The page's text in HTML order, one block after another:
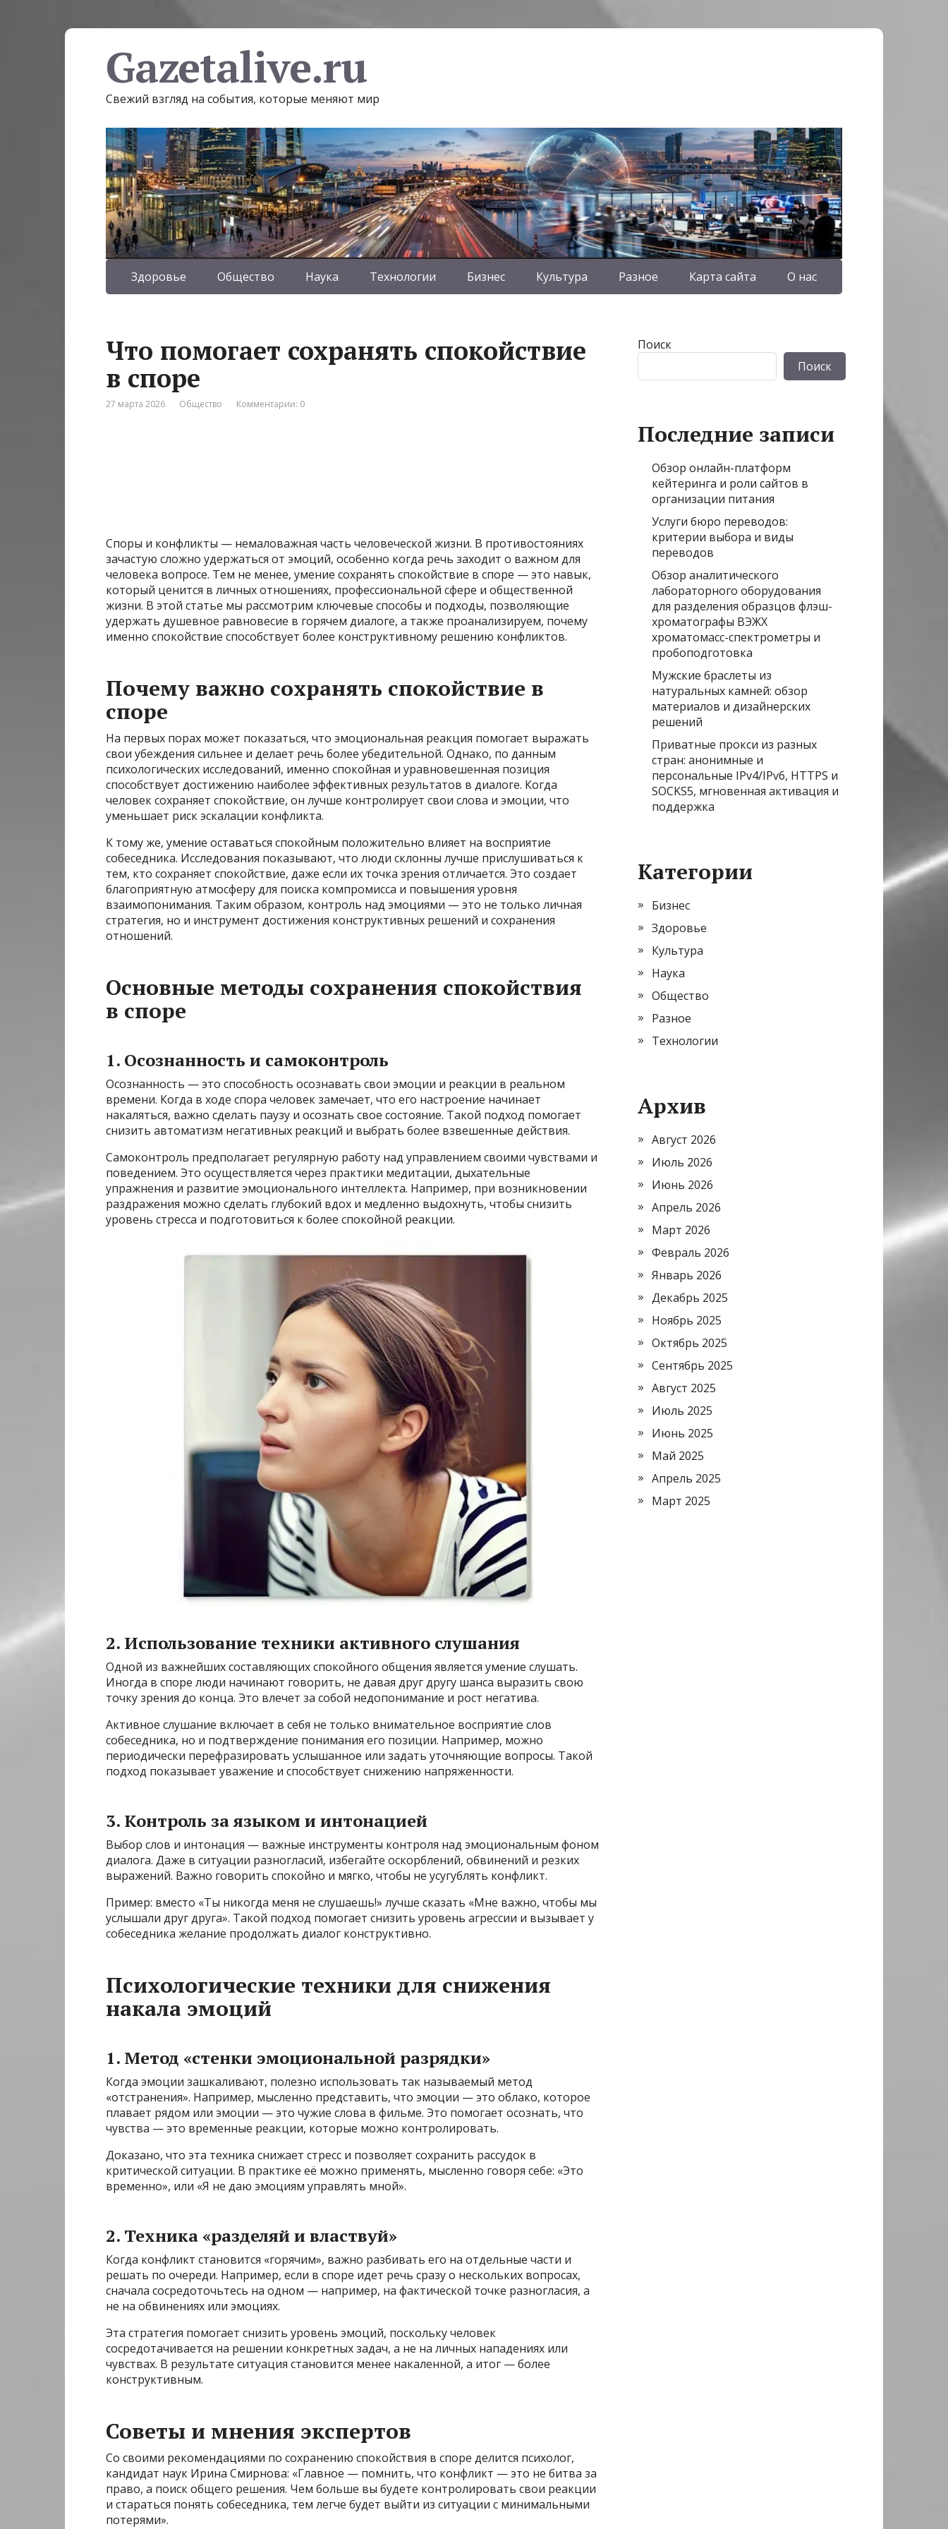
Gazetalive.ru
Свежий взгляд на события, которые меняют мир
Здоровье Общество Наука Технологии Бизнес Культура Разное Карта сайта О нас
Что помогает сохранять спокойствие
в споре
27 марта 2026 Общество Комментарии: 0
Споры и конфликты — немаловажная часть человеческой жизни. В противостояниях
зачастую сложно удержаться от эмоций, особенно когда речь заходит о важном для
человека вопросе. Тем не менее, умение сохранять спокойствие в споре — это навык,
который ценится в личных отношениях, профессиональной сфере и общественной
жизни. В этой статье мы рассмотрим ключевые способы и подходы, позволяющие
удержать душевное равновесие в горячем диалоге, а также проанализируем, почему
именно спокойствие способствует более конструктивному решению конфликтов.
Почему важно сохранять спокойствие в
споре
На первых порах может показаться, что эмоциональная реакция помогает выражать
свои убеждения сильнее и делает речь более убедительной. Однако, по данным
психологических исследований, именно спокойная и уравновешенная позиция
способствует достижению наиболее эффективных результатов в диалоге. Когда
человек сохраняет спокойствие, он лучше контролирует свои слова и эмоции, что
уменьшает риск эскалации конфликта.
К тому же, умение оставаться спокойным положительно влияет на восприятие
собеседника. Исследования показывают, что люди склонны лучше прислушиваться к
тем, кто сохраняет спокойствие, даже если их точка зрения отличается. Это создает
благоприятную атмосферу для поиска компромисса и повышения уровня
взаимопонимания. Таким образом, контроль над эмоциями — это не только личная
стратегия, но и инструмент достижения конструктивных решений и сохранения
отношений.
Основные методы сохранения спокойствия
в споре
1. Осознанность и самоконтроль
Осознанность — это способность осознавать свои эмоции и реакции в реальном
времени. Когда в ходе спора человек замечает, что его настроение начинает
накаляться, важно сделать паузу и осознать свое состояние. Такой подход помогает
снизить автоматизм негативных реакций и выбрать более взвешенные действия.
Самоконтроль предполагает регулярную работу над управлением своими чувствами и
поведением. Это осуществляется через практики медитации, дыхательные
упражнения и развитие эмоционального интеллекта. Например, при возникновении
раздражения можно сделать глубокий вдох и медленно выдохнуть, чтобы снизить
уровень стресса и подготовиться к более спокойной реакции.
2. Использование техники активного слушания
Одной из важнейших составляющих спокойного общения является умение слушать.
Иногда в споре люди начинают говорить, не давая друг другу шанса выразить свою
точку зрения до конца. Это влечет за собой недопонимание и рост негатива.
Активное слушание включает в себя не только внимательное восприятие слов
собеседника, но и подтверждение понимания его позиции. Например, можно
периодически перефразировать услышанное или задать уточняющие вопросы. Такой
подход показывает уважение и способствует снижению напряженности.
3. Контроль за языком и интонацией
Выбор слов и интонация — важные инструменты контроля над эмоциональным фоном
диалога. Даже в ситуации разногласий, избегайте оскорблений, обвинений и резких
выражений. Важно говорить спокойно и мягко, чтобы не усугублять конфликт.
Пример: вместо «Ты никогда меня не слушаешь!» лучше сказать «Мне важно, чтобы мы
услышали друг друга». Такой подход помогает снизить уровень агрессии и вызывает у
собеседника желание продолжать диалог конструктивно.
Психологические техники для снижения
накала эмоций
1. Метод «стенки эмоциональной разрядки»
Когда эмоции зашкаливают, полезно использовать так называемый метод
«отстранения». Например, мысленно представить, что эмоции — это облако, которое
плавает рядом или эмоции — это чужие слова в фильме. Это помогает осознать, что
чувства — это временные реакции, которые можно контролировать.
Доказано, что эта техника снижает стресс и позволяет сохранить рассудок в
критической ситуации. В практике её можно применять, мысленно говоря себе: «Это
временно», или «Я не даю эмоциям управлять мной».
2. Техника «разделяй и властвуй»
Когда конфликт становится «горячим», важно разбивать его на отдельные части и
решать по очереди. Например, если в споре идет речь сразу о нескольких вопросах,
сначала сосредоточьтесь на одном — например, на фактической точке разногласия, а
не на обвинениях или эмоциях.
Эта стратегия помогает снизить уровень эмоций, поскольку человек
сосредотачивается на решении конкретных задач, а не на личных нападениях или
чувствах. В результате ситуация становится менее накаленной, а итог — более
конструктивным.
Советы и мнения экспертов
Со своими рекомендациями по сохранению спокойствия в споре делится психолог,
кандидат наук Ирина Смирнова: «Главное — помнить, что конфликт — это не битва за
право, а поиск общего решения. Чем больше вы будете контролировать свои реакции
и стараться понять собеседника, тем легче будет выйти из ситуации с минимальными
потерями».
Поиск
Поиск
Последние записи
Обзор онлайн-платформ
кейтеринга и роли сайтов в
организации питания
Услуги бюро переводов:
критерии выбора и виды
переводов
Обзор аналитического
лабораторного оборудования
для разделения образцов флэш-
хроматографы ВЭЖХ
хроматомасс-спектрометры и
пробоподготовка
Мужские браслеты из
натуральных камней: обзор
материалов и дизайнерских
решений
Приватные прокси из разных
стран: анонимные и
персональные IPv4/IPv6, HTTPS и
SOCKS5, мгновенная активация и
поддержка
Категории
Бизнес
Здоровье
Культура
Наука
Общество
Разное
Технологии
Архив
Август 2026
Июль 2026
Июнь 2026
Апрель 2026
Март 2026
Февраль 2026
Январь 2026
Декабрь 2025
Ноябрь 2025
Октябрь 2025
Сентябрь 2025
Август 2025
Июль 2025
Июнь 2025
Май 2025
Апрель 2025
Март 2025